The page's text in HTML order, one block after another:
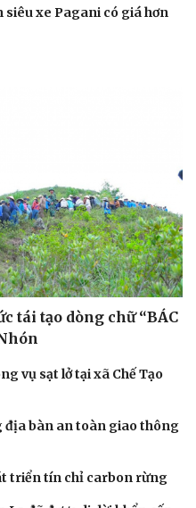
xe Pagani có giá hơn
tái tạo dòng chữ “BÁC
vụ sạt lở tại xã Chế Tạo
địa bàn an toàn giao thông
triển tín chỉ carbon rừng